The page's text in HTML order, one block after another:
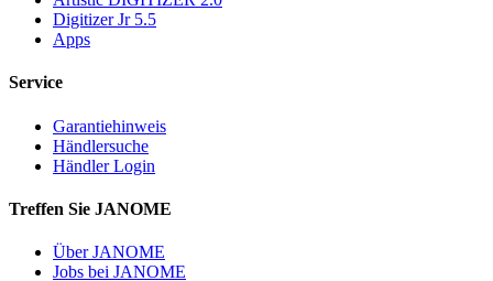
Digitizer Jr 5.5
Apps
Service
Garantiehinweis
Händlersuche
Händler Login
Treffen Sie JANOME
Über JANOME
Jobs bei JANOME